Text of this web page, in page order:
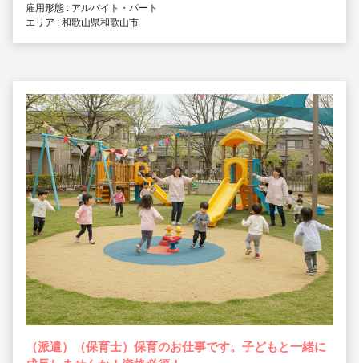
雇用形態 : アルバイト・パート
エリア : 和歌山県和歌山市
（派遣）（保育士）保育のお仕事です。子どもと一緒に